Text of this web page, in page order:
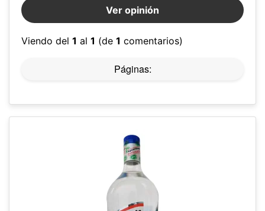
Ver opinión
Viendo del 1 al 1 (de 1 comentarios)
Páginas: